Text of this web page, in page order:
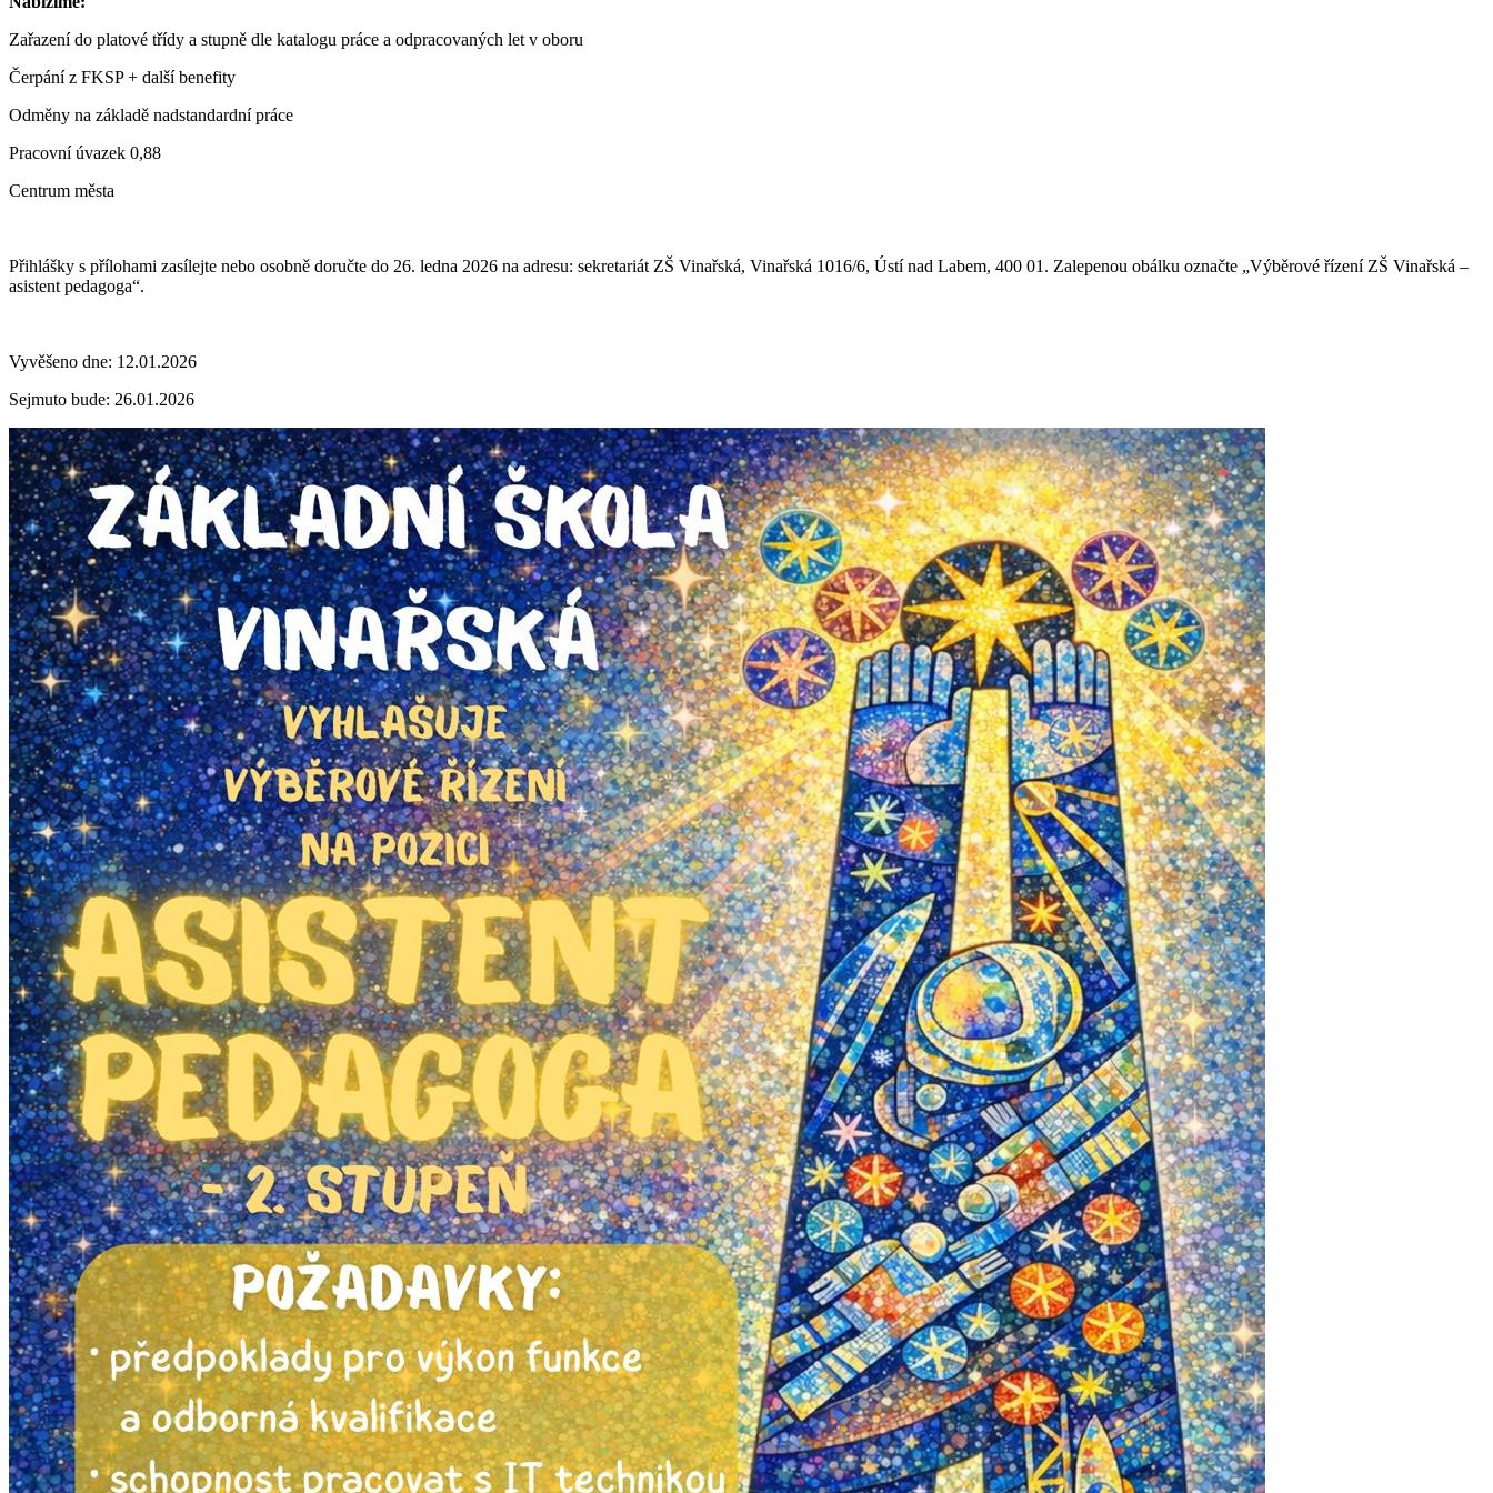
Zařazení do platové třídy a stupně dle katalogu práce a odpracovaných let v oboru
Čerpání z FKSP + další benefity
Odměny na základě nadstandardní práce
Pracovní úvazek 0,88
Centrum města
Přihlášky s přílohami zasílejte nebo osobně doručte do 26. ledna 2026 na adresu: sekretariát ZŠ Vinařská, Vinařská 1016/6, Ústí nad Labem, 400 01. Zalepenou obálku označte „Výběrové řízení ZŠ Vinařská –
asistent pedagoga“.
Vyvěšeno dne: 12.01.2026
Sejmuto bude: 26.01.2026